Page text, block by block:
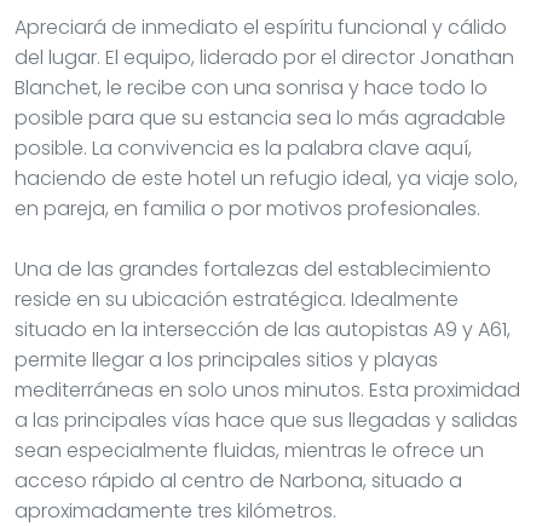
Apreciará de inmediato el espíritu funcional y cálido
del lugar. El equipo, liderado por el director Jonathan
Blanchet, le recibe con una sonrisa y hace todo lo
posible para que su estancia sea lo más agradable
posible. La convivencia es la palabra clave aquí,
haciendo de este hotel un refugio ideal, ya viaje solo,
en pareja, en familia o por motivos profesionales.
Una de las grandes fortalezas del establecimiento
reside en su ubicación estratégica. Idealmente
situado en la intersección de las autopistas A9 y A61,
permite llegar a los principales sitios y playas
mediterráneas en solo unos minutos. Esta proximidad
a las principales vías hace que sus llegadas y salidas
sean especialmente fluidas, mientras le ofrece un
acceso rápido al centro de Narbona, situado a
aproximadamente tres kilómetros.